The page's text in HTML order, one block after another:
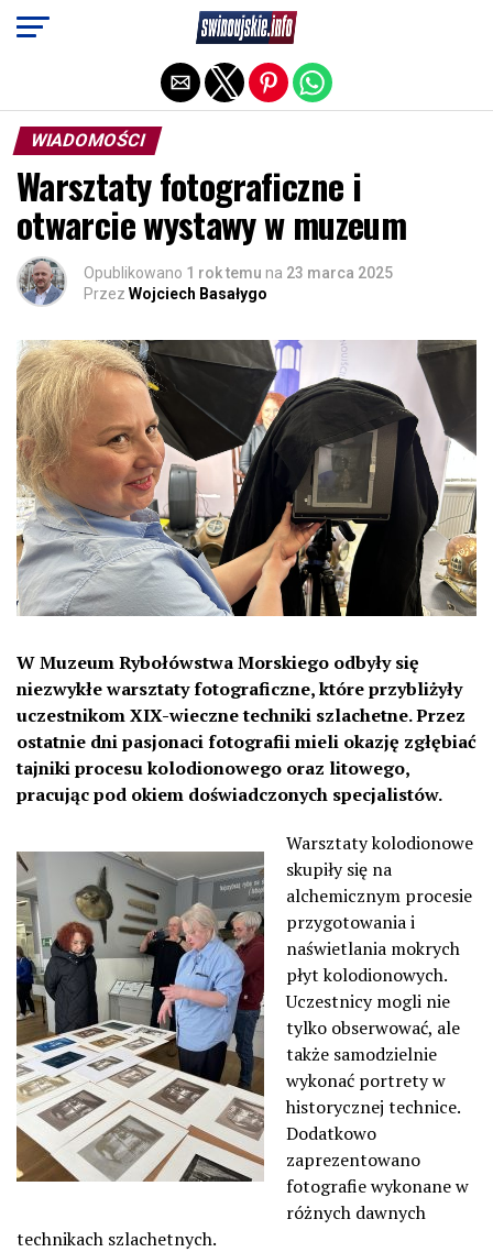
WIADOMOŚCI
Warsztaty fotograficzne i
otwarcie wystawy w muzeum
Opublikowano 1 rok temu na 23 marca 2025
Przez Wojciech Basałygo
W Muzeum Rybołówstwa Morskiego odbyły się
niezwykłe warsztaty fotograficzne, które przybliżyły
uczestnikom XIX-wieczne techniki szlachetne. Przez
ostatnie dni pasjonaci fotografii mieli okazję zgłębiać
tajniki procesu kolodionowego oraz litowego,
pracując pod okiem doświadczonych specjalistów.
Warsztaty kolodionowe
skupiły się na
alchemicznym procesie
przygotowania i
naświetlania mokrych
płyt kolodionowych.
Uczestnicy mogli nie
tylko obserwować, ale
także samodzielnie
wykonać portrety w
historycznej technice.
Dodatkowo
zaprezentowano
fotografie wykonane w
różnych dawnych
technikach szlachetnych.
Exit mobile version